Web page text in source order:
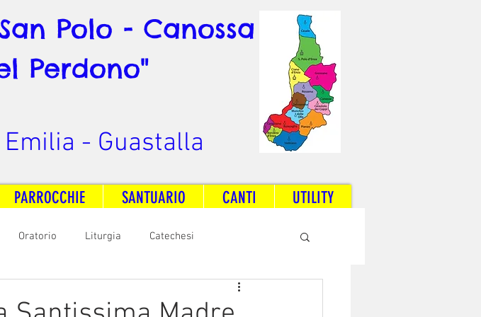
Polo - Canossa
Perdono"
- Guastalla
PARROCCHIE SANTUARIO CANTI UTILITY
Oratorio Liturgia Catechesi
Radio Dream Together